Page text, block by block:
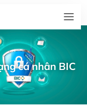
cá nhân BIC